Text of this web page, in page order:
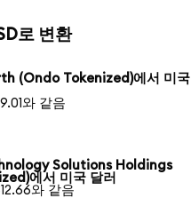
로 변환
(Ondo Tokenized)에서 미국
와 같음
Solutions Holdings
에서 미국 달러
와 같음